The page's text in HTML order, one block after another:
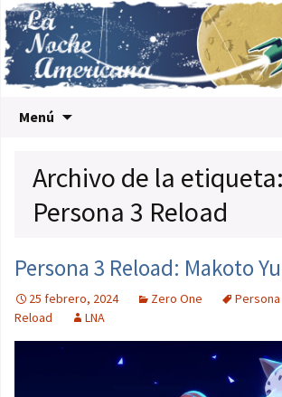
Menú
Archivo de la etiqueta:
Persona 3 Reload
Persona 3 Reload: Makoto
25 febrero, 2024 Zero One Persona
Reload
LNA